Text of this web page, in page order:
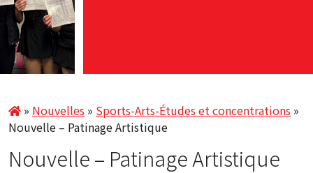
» Nouvelles » Sports-Arts-Études et concentrations »
Nouvelle – Patinage Artistique
Nouvelle – Patinage Artistique